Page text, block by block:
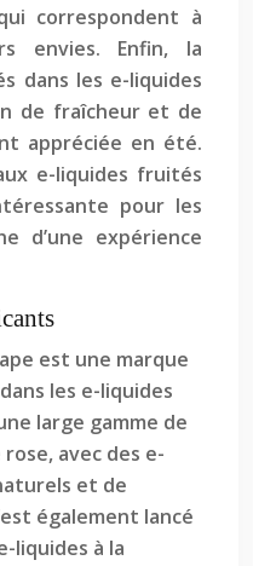
correspondent à
envies. Enfin, la
dans les e-liquides
de fraîcheur et de
appréciée en été.
e-liquides fruités
pour les
d’une expérience
est une marque
les e-liquides
large gamme de
avec des e-
et de
également lancé
liquides à la